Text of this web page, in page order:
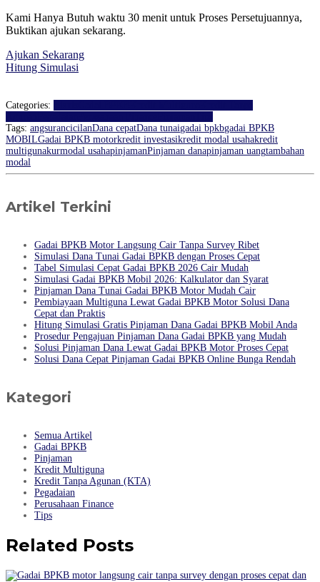
Kami Hanya Butuh waktu 30 menit untuk Proses Persetujuannya,
Buktikan ajukan sekarang.
Ajukan Sekarang
Hitung Simulasi
Categories:
Tags: angsurancicilanDana cepatDana tunaigadai bpkbgadai BPKB
MOBILGadai BPKB motorkredit investasikredit modal usahakredit
multigunakurmodal usahapinjamanPinjaman danapinjaman uangtambahan
modal
Artikel Terkini
Gadai BPKB Motor Langsung Cair Tanpa Survey Ribet
Simulasi Dana Tunai Gadai BPKB dengan Proses Cepat
Tabel Simulasi Cepat Gadai BPKB 2026 Cair Mudah
Simulasi Gadai BPKB Mobil 2026: Kalkulator dan Syarat
Pinjaman Dana Tunai Gadai BPKB Motor Mudah Cair
Pembiayaan Multiguna Lewat Gadai BPKB Motor Solusi Dana
Cepat dan Praktis
Hitung Simulasi Gratis Pinjaman Dana Gadai BPKB Mobil Anda
Prosedur Pengajuan Pinjaman Dana Gadai BPKB yang Mudah
Solusi Pinjaman Dana Lewat Gadai BPKB Motor Proses Cepat
Solusi Dana Cepat Pinjaman Gadai BPKB Online Bunga Rendah
Kategori
Semua Artikel
Gadai BPKB
Pinjaman
Kredit Multiguna
Kredit Tanpa Agunan (KTA)
Pegadaian
Perusahaan Finance
Tips
Related Posts